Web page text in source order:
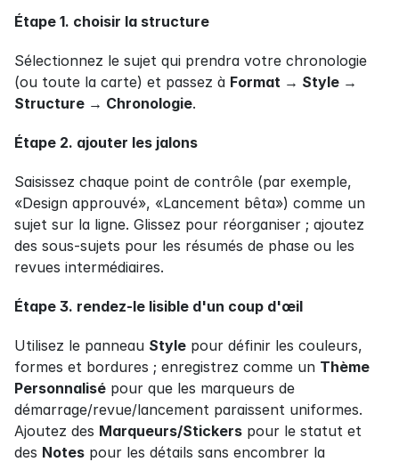
Étape 1. choisir la structure
Sélectionnez le sujet qui prendra votre chronologie
(ou toute la carte) et passez à Format → Style →
Structure → Chronologie.
Étape 2. ajouter les jalons
Saisissez chaque point de contrôle (par exemple,
«Design approuvé», «Lancement bêta») comme un
sujet sur la ligne. Glissez pour réorganiser ; ajoutez
des sous-sujets pour les résumés de phase ou les
revues intermédiaires.
Étape 3. rendez-le lisible d'un coup d'œil
Utilisez le panneau Style pour définir les couleurs,
formes et bordures ; enregistrez comme un Thème
Personnalisé pour que les marqueurs de
démarrage/revue/lancement paraissent uniformes.
Ajoutez des Marqueurs/Stickers pour le statut et
des Notes pour les détails sans encombrer la